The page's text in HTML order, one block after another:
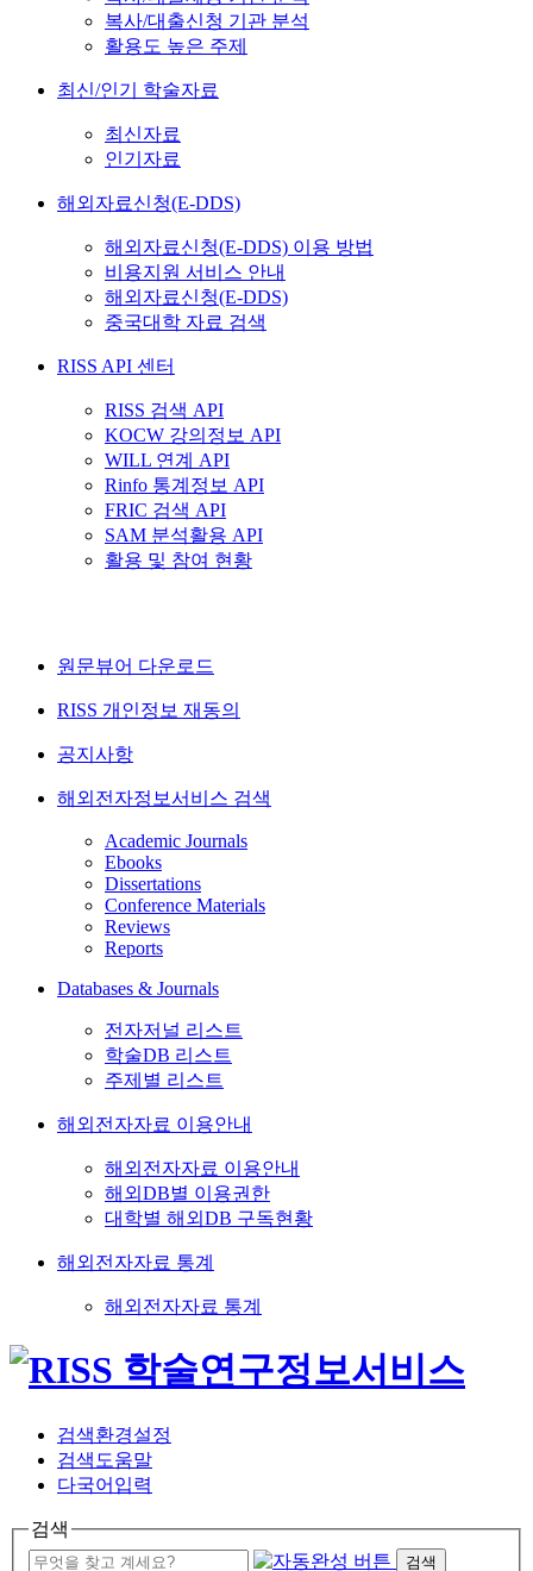
복사/대출신청 기관 분석
활용도 높은 주제
최신/인기 학술자료
최신자료
인기자료
해외자료신청(E-DDS)
해외자료신청(E-DDS) 이용 방법
비용지원 서비스 안내
해외자료신청(E-DDS)
중국대학 자료 검색
RISS API 센터
RISS 검색 API
KOCW 강의정보 API
WILL 연계 API
Rinfo 통계정보 API
FRIC 검색 API
SAM 분석활용 API
활용 및 참여 현황
원문뷰어 다운로드
RISS 개인정보 재동의
공지사항
해외전자정보서비스 검색
Academic Journals
Ebooks
Dissertations
Conference Materials
Reviews
Reports
Databases & Journals
전자저널 리스트
학술DB 리스트
주제별 리스트
해외전자자료 이용안내
해외전자자료 이용안내
해외DB별 이용권한
대학별 해외DB 구독현황
해외전자자료 통계
해외전자자료 통계
검색환경설정
검색도움말
다국어입력
검색
검색